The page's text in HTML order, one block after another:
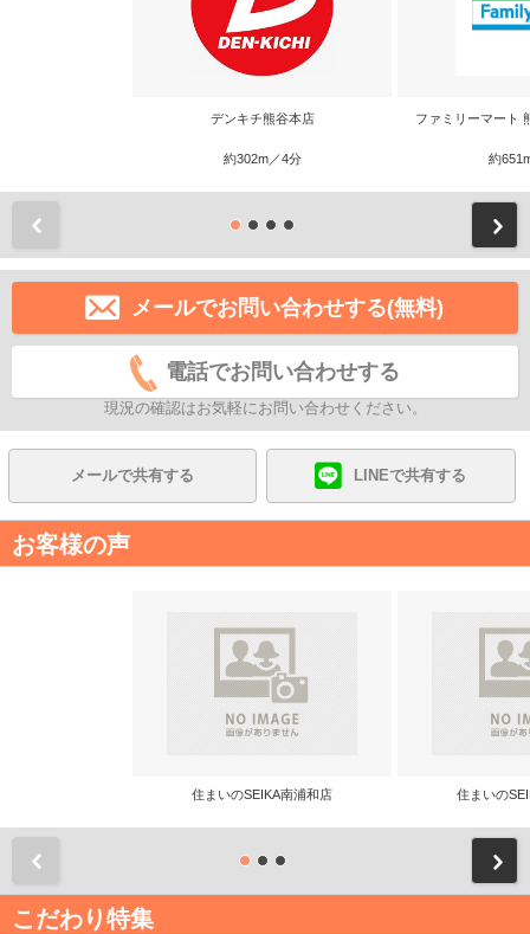
デンキチ熊谷本店
約302m／4分
ファミリーマート
約
メールでお問い合わせする(無料)
電話でお問い合わせする
現況の確認はお気軽にお問い合わせください。
メールで共有する LINEで共有する
お客様の声
住まいのSEIKA南浦和店 住まいの
こだわり特集